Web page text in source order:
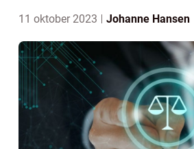
11 oktober 2023 Johanne Hansen